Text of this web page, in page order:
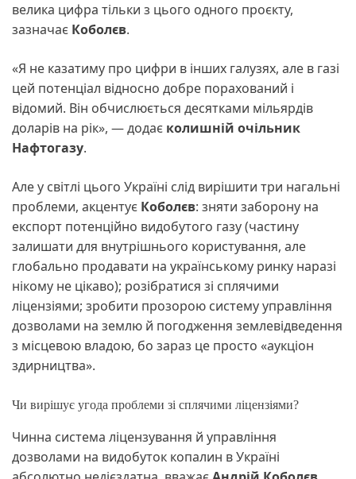
велика цифра тільки з цього одного проєкту,
зазначає Коболєв.
«Я не казатиму про цифри в інших галузях, але в газі
цей потенціал відносно добре порахований і
відомий. Він обчислюється десятками мільярдів
доларів на рік», — додає колишній очільник
Нафтогазу.
Але у світлі цього Україні слід вирішити три нагальні
проблеми, акцентує Коболєв: зняти заборону на
експорт потенційно видобутого газу (частину
залишати для внутрішнього користування, але
глобально продавати на українському ринку наразі
нікому не цікаво); розібратися зі сплячими
ліцензіями; зробити прозорою систему управління
дозволами на землю й погодження землевідведення
з місцевою владою, бо зараз це просто «аукціон
здирництва».
Чи вирішує угода проблеми зі сплячими ліцензіями?
Чинна система ліцензування й управління
дозволами на видобуток копалин в Україні